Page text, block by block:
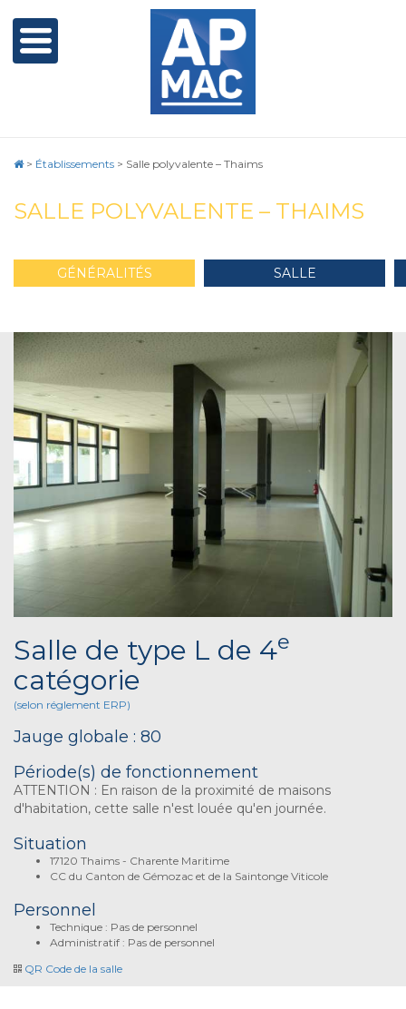
> Établissements > Salle polyvalente – Thaims
SALLE POLYVALENTE – THAIMS
GÉNÉRALITÉS SALLE
Salle de type L de 4e
catégorie
(selon réglement ERP)
Jauge globale : 80
Période(s) de fonctionnement
ATTENTION : En raison de la proximité de maisons
d'habitation, cette salle n'est louée qu'en journée.
Situation
17120 Thaims - Charente Maritime
CC du Canton de Gémozac et de la Saintonge Viticole
Personnel
Technique : Pas de personnel
Administratif : Pas de personnel
QR Code de la salle